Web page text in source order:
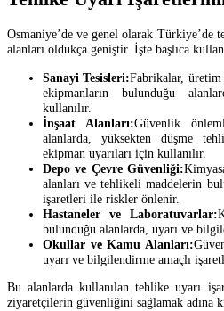
Osmaniye’de ve genel olarak Türkiye’de
alanları oldukça geniştir. İşte başlıca
Sanayi Tesisleri:Fabrikalar, üretim
ekipmanların bulunduğu
kullanılır.
İnşaat Alanları:Güvenlik
alanlarda, yüksekten düşme
ekipman uyarıları için kullanılır.
Depo ve Çevre Güvenliği:
alanları ve tehlikeli maddelerin
işaretleri ile riskler önlenir.
Hastaneler ve Laboratuvarlar:
bulunduğu alanlarda, uyarı ve
Okullar ve Kamu Alanları:
uyarı ve bilgilendirme amaçlı
Bu alanlarda kullanılan tehlike uyarı
ziyaretçilerin güvenliğini sağlamak adına